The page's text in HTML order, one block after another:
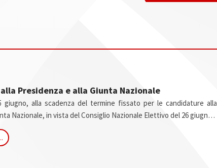
Presidenza e alla Giunta Nazionale
alla scadenza del termine fissato per le candidature alla
Nazionale, in vista del Consiglio Nazionale Elettivo del 26 giugno a
persone, riportate in ordine alfabetico, hanno presentato